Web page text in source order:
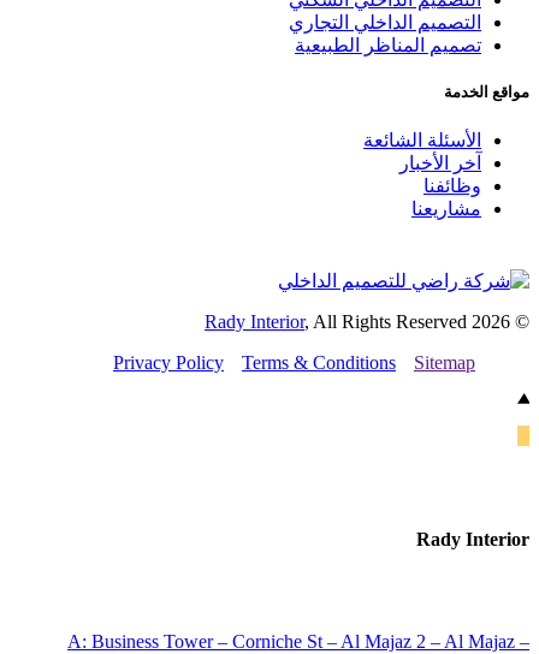
التجاري
الطبيعية
Rady Interior, All Rights
Privacy Policy
Terms & Conditions
A: Business Tower – Corniche St – Al